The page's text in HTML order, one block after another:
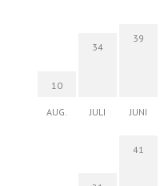
10
AUG.
34
JULI
39
JUNI
41